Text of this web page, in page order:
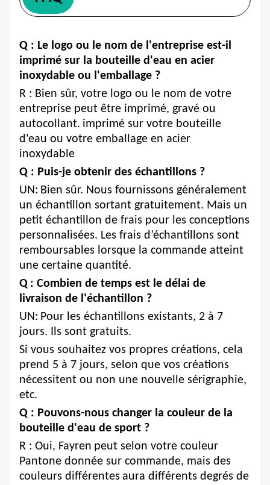
Q : Le logo ou le nom de l'entreprise est-il
imprimé sur la bouteille d'eau en acier
inoxydable ou l'emballage ?
R : Bien sûr, votre logo ou le nom de votre
entreprise peut être imprimé, gravé ou
autocollant. imprimé sur votre bouteille
d'eau ou votre emballage en acier
inoxydable
Q : Puis-je obtenir des échantillons ?
UN: Bien sûr. Nous fournissons généralement
un échantillon sortant gratuitement. Mais un
petit échantillon de frais pour les conceptions
personnalisées. Les frais d’échantillons sont
remboursables lorsque la commande atteint
une certaine quantité.
Q : Combien de temps est le délai de
livraison de l'échantillon ?
UN: Pour les échantillons existants, 2 à 7
jours. Ils sont gratuits.
Si vous souhaitez vos propres créations, cela
prend 5 à 7 jours, selon que vos créations
nécessitent ou non une nouvelle sérigraphie,
etc.
Q : Pouvons-nous changer la couleur de la
bouteille d'eau de sport ?
R : Oui, Fayren peut selon votre couleur
Pantone donnée sur commande, mais des
couleurs différentes aura différents degrés de